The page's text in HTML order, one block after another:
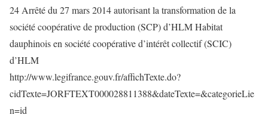
24 Arrêté du 27 mars 2014 autorisant la transformation de la
société coopérative de production (SCP) d’HLM Habitat
dauphinois en société coopérative d’intérêt collectif (SCIC)
d’HLM
http://www.legifrance.gouv.fr/affichTexte.do?
cidTexte=JORFTEXT000028811388&dateTexte=&categorieLie
n=id